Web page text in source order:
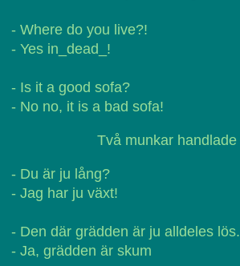
- Where do you live?!
- Yes in_dead_!
- Is it a good sofa?
- No no, it is a bad sofa!
Två munkar
- Du är ju lång?
- Jag har ju växt!
- Den där grädden är ju alldeles lös.
- Ja, grädden är skum